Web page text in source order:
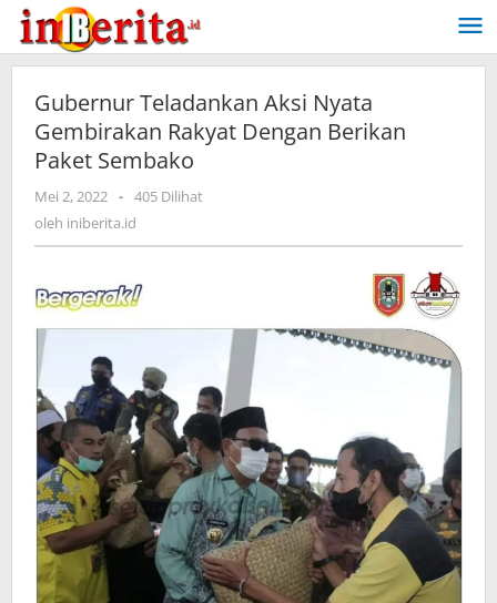
Lewati
konten
Gubernur Teladankan Aksi Nyata
Gembirakan Rakyat Dengan Berikan
Paket Sembako
Mei 2, 2022 oleh
iniberita.id
- 405 Dilihat
oleh iniberita.id